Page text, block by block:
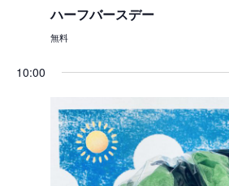
ハーフバースデー
無料
10:00